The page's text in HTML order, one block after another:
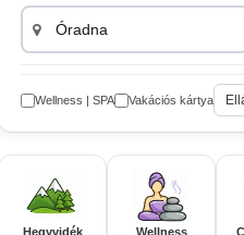
Wellness | SPA Vakációs kártya
Hegyvidék Wellness